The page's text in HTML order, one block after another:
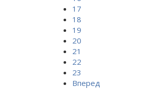
17
18
19
20
21
22
23
Вперед